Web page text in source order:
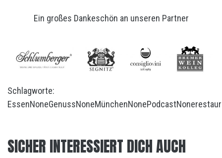
Ein großes Dankeschön an unseren Partner
Schlagworte:
EssenNoneGenussNoneMünchenNonePodcastNone
SICHER INTERESSIERT DICH AUCH